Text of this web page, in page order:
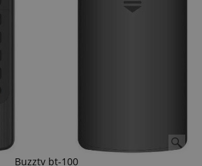
Buzztv bt-100